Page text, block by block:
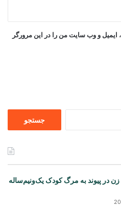
ایمیل و وب سایت من را در این مرورگر
در پیوند به مرگ کودک یک‌ونیم‌ساله